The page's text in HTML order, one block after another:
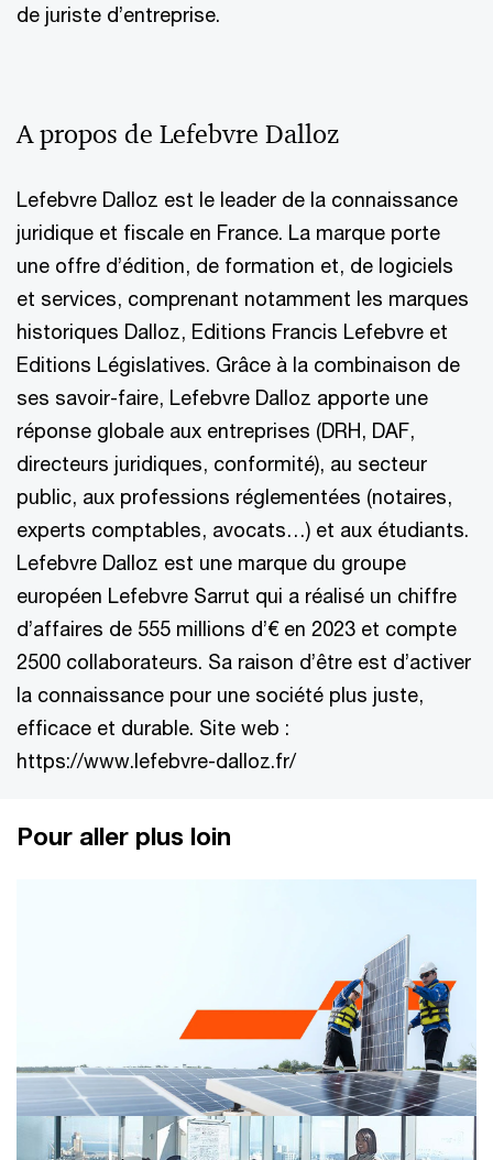
de juriste d’entreprise.
A propos de Lefebvre Dalloz
Lefebvre Dalloz est le leader de la connaissance
juridique et fiscale en France. La marque porte
une offre d’édition, de formation et, de logiciels
et services, comprenant notamment les marques
historiques Dalloz, Editions Francis Lefebvre et
Editions Législatives. Grâce à la combinaison de
ses savoir-faire, Lefebvre Dalloz apporte une
réponse globale aux entreprises (DRH, DAF,
directeurs juridiques, conformité), au secteur
public, aux professions réglementées (notaires,
experts comptables, avocats…) et aux étudiants.
Lefebvre Dalloz est une marque du groupe
européen Lefebvre Sarrut qui a réalisé un chiffre
d’affaires de 555 millions d’€ en 2023 et compte
2500 collaborateurs. Sa raison d’être est d’activer
la connaissance pour une société plus juste,
efficace et durable. Site web :
https://www.lefebvre-dalloz.fr/
Pour aller plus loin